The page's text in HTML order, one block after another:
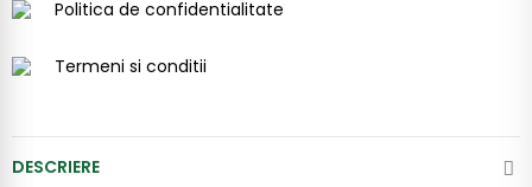
Politica de confidentialitate
Termeni si conditii
DESCRIERE